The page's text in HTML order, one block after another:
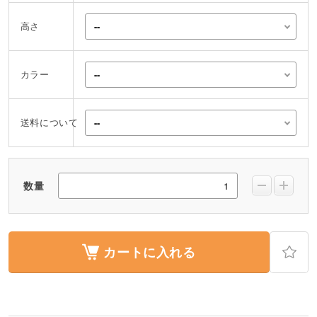
高さ
カラー
送料について
数量
カートに入れる